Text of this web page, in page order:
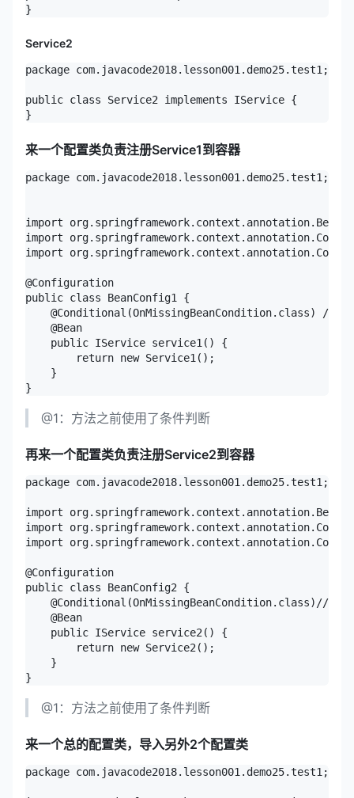
Service2
package com.javacode2018.lesson001.demo25.test1;
public class Service2 implements IService {
来一个配置类负责注册Service1到容器
package com.javacode2018.lesson001.demo25.test1;
import org.springframework.context.annotation.Bean;
import
import
@Configuration
public class BeanConfig1 {
@Conditional(OnMissingBeanCondition.class) //@1
@Bean
public IService service1() {
return new Service1();
}
@1：方法之前使用了条件判断
再来一个配置类负责注册Service2到容器
package com.javacode2018.lesson001.demo25.test1;
import org.springframework.context.annotation.Bean;
import
import
@Configuration
public class BeanConfig2 {
@Conditional(OnMissingBeanCondition.class)//@1
@Bean
public IService service2() {
return new Service2();
}
@1：方法之前使用了条件判断
来一个总的配置类，导入另外2个配置类
package com.javacode2018.lesson001.demo25.test1;